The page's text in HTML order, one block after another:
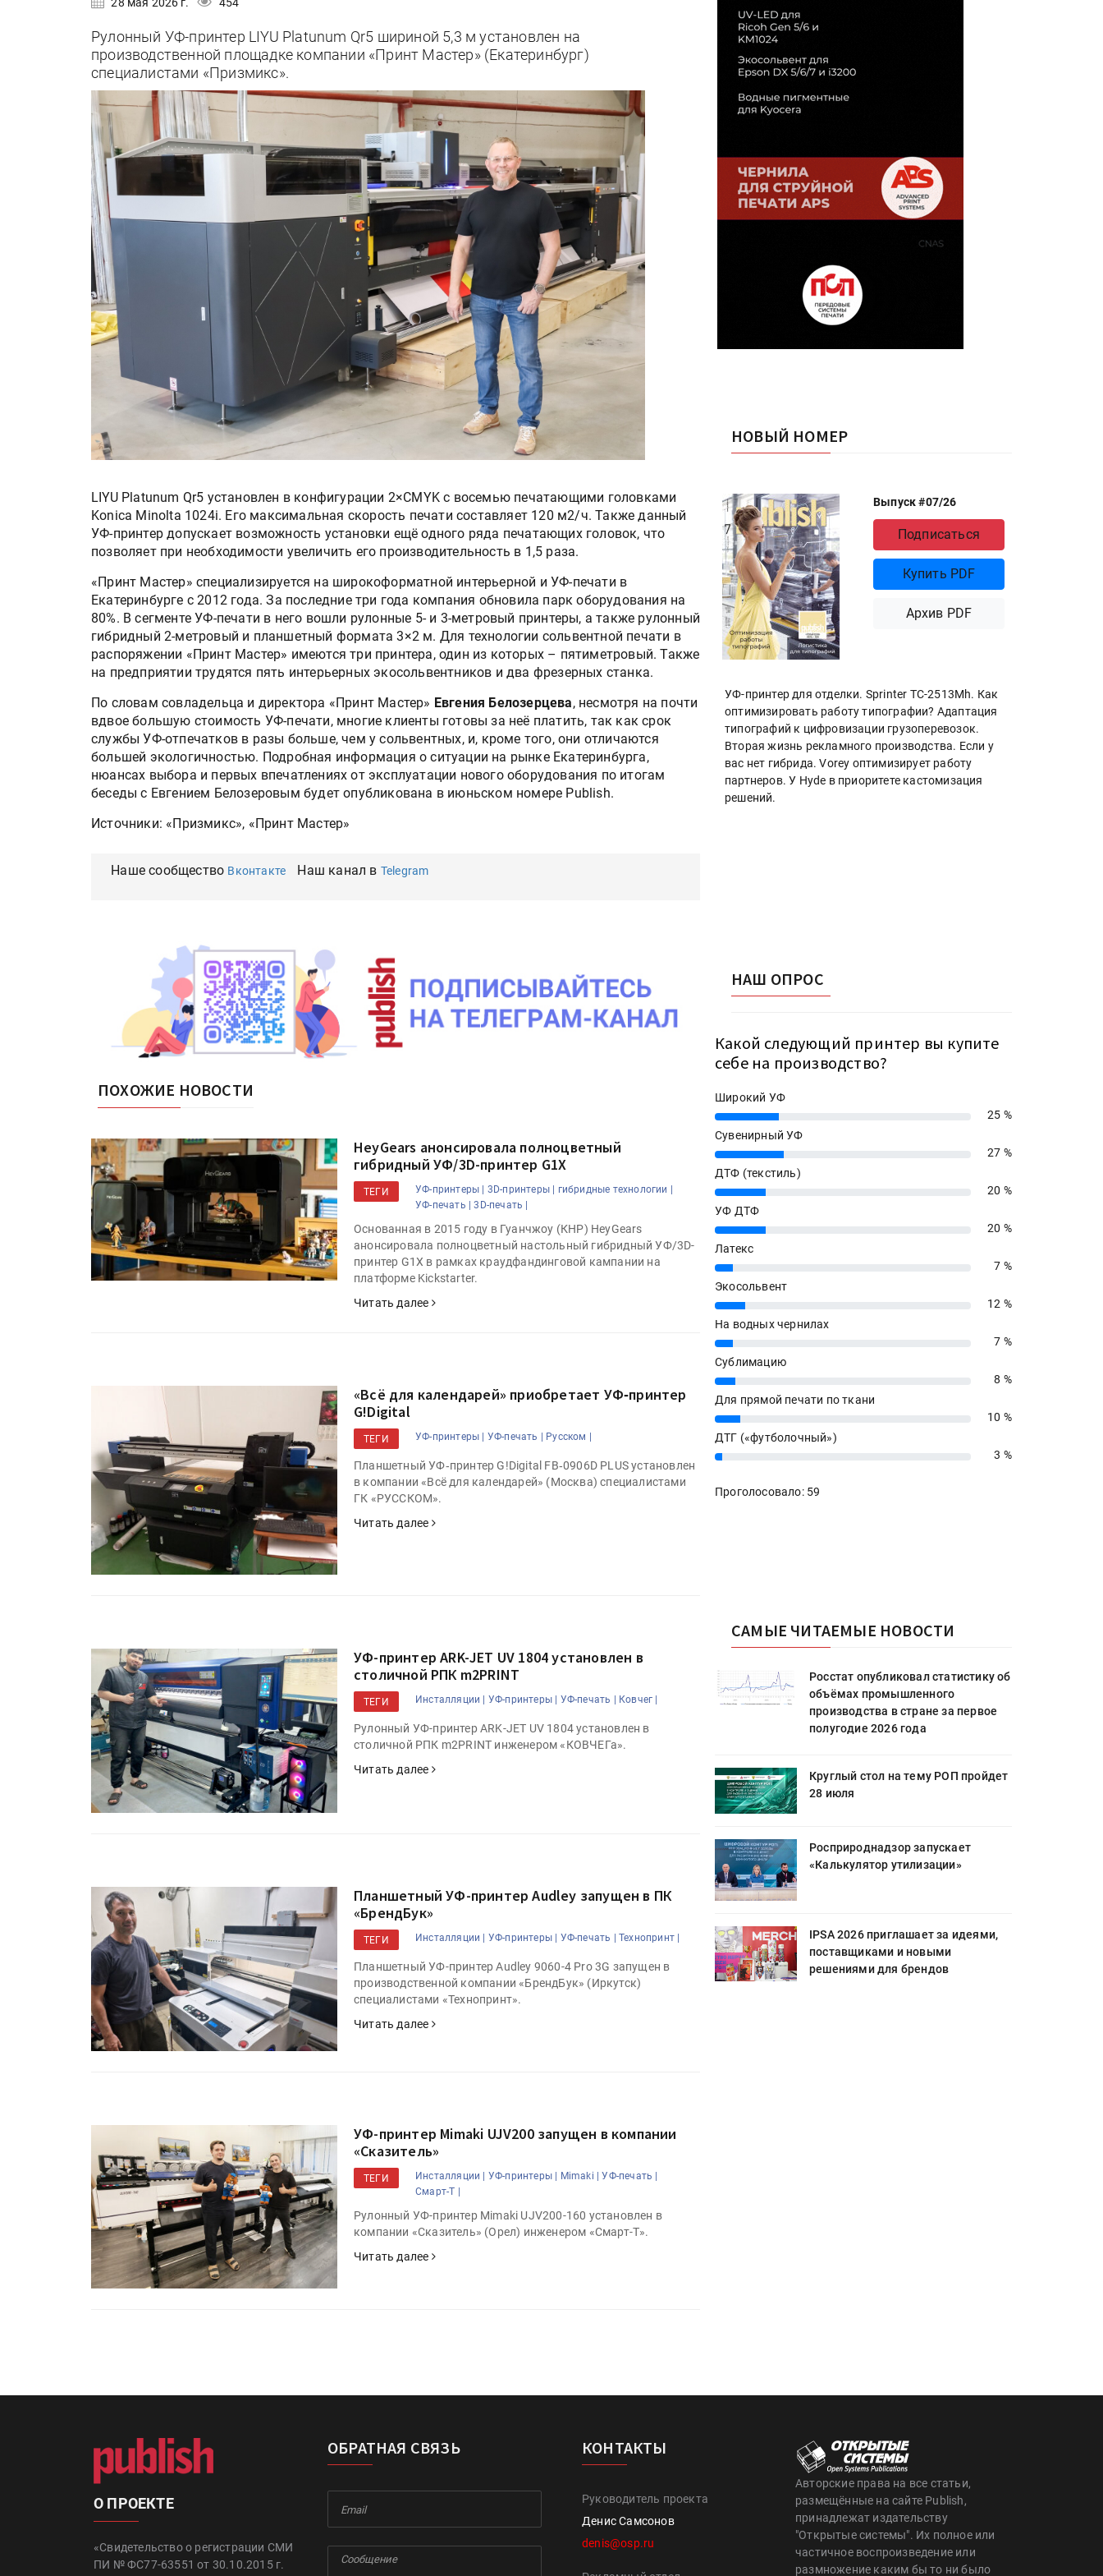
Рулонный УФ-принтер LIYU Platunum Qr5 шириной 5,3 м установлен на
производственной площадке компании «Принт Мастер» (Екатеринбург)
специалистами «Призмикс».
LIYU Platunum Qr5 установлен в конфигурации 2×CMYK с восемью печатающими головками
Konica Minolta 1024i. Его максимальная скорость печати составляет 120 м2/ч. Также данный
УФ-принтер допускает возможность установки ещё одного ряда печатающих головок, что
позволяет при необходимости увеличить его производительность в 1,5 раза.
«Принт Мастер» специализируется на широкоформатной интерьерной и УФ-печати в
Екатеринбурге с 2012 года. За последние три года компания обновила парк оборудования на
80%. В сегменте УФ-печати в него вошли рулонные 5- и 3-метровый принтеры, а также рулонный
гибридный 2-метровый и планшетный формата 3×2 м. Для технологии сольвентной печати в
распоряжении «Принт Мастер» имеются три принтера, один из которых – пятиметровый. Также
на предприятии трудятся пять интерьерных экосольвентников и два фрезерных станка.
По словам совладельца и директора «Принт Мастер» Евгения Белозерцева, несмотря на почти
вдвое большую стоимость УФ-печати, многие клиенты готовы за неё платить, так как срок
службы УФ-отпечатков в разы больше, чем у сольвентных, и, кроме того, они отличаются
большей экологичностью. Подробная информация о ситуации на рынке Екатеринбурга,
нюансах выбора и первых впечатлениях от эксплуатации нового оборудования по итогам
беседы с Евгением Белозеровым будет опубликована в июньском номере Publish.
Источники: «Призмикс», «Принт Мастер»
Наше сообщество Вконтакте Наш канал в Telegram
ПОХОЖИЕ НОВОСТИ
HeyGears анонсировала полноцветный
гибридный УФ/3D-принтер G1X
ТЕГИ УФ-принтеры | 3D-принтеры |
гибридные технологии |
УФ-печать |
3D-печать |
Основанная в 2015 году в Гуанчжоу (КНР) HeyGears
анонсировала полноцветный настольный гибридный УФ/3D-
принтер G1X в рамках краудфандинговой кампании на
платформе Kickstarter.
Читать далее
«Всё для календарей» приобретает УФ‑принтер
G!Digital
ТЕГИ УФ-принтеры | УФ-печать | Русском |
Планшетный УФ‑принтер G!Digital FB‑0906D PLUS установлен
в компании «Всё для календарей» (Москва) специалистами
ГК «РУССКОМ».
Читать далее
УФ-принтер ARK-JET UV 1804 установлен в
столичной РПК m2PRINT
ТЕГИ Инсталляции | УФ-принтеры | УФ-печать | Ковчег |
Рулонный УФ-принтер ARK-JET UV 1804 установлен в
столичной РПК m2PRINT инженером «КОВЧЕГа».
Читать далее
Планшетный УФ-принтер Audley запущен в ПК
«БрендБук»
ТЕГИ Инсталляции | УФ-принтеры | УФ-печать | Технопринт |
Планшетный УФ-принтер Audley 9060-4 Pro 3G запущен в
производственной компании «БрендБук» (Иркутск)
специалистами «Технопринт».
Читать далее
УФ-принтер Mimaki UJV200 запущен в компании
«Сказитель»
ТЕГИ Инсталляции | УФ-принтеры | Mimaki | УФ-печать |
Смарт-Т |
Рулонный УФ-принтер Mimaki UJV200-160 установлен в
компании «Сказитель» (Орел) инженером «Смарт-Т».
Читать далее
НОВЫЙ НОМЕР
Выпуск #07/26
Подписаться
Купить PDF
Архив PDF
УФ-принтер для отделки. Sprinter ТС-2513Mh. Как
оптимизировать работу типографии? Адаптация
типографий к цифровизации грузоперевозок.
Вторая жизнь рекламного производства. Если у
вас нет гибрида. Vorey оптимизирует работу
партнеров. У Hyde в приоритете кастомизация
решений.
НАШ ОПРОС
Какой следующий принтер вы купите
себе на производство?
Широкий УФ
25%
25 %
Сувенирный УФ
27%
27 %
ДТФ (текстиль)
20%
20 %
УФ ДТФ
20%
20 %
Латекс
7%
7 %
Экосольвент
12%
12 %
На водных чернилах
7%
7 %
Сублимацию
8%
8 %
Для прямой печати по ткани
10%
10 %
ДТГ («футболочный»)
3% 3 %
Проголосовало: 59
САМЫЕ ЧИТАЕМЫЕ НОВОСТИ
Росстат опубликовал статистику об
объёмах промышленного
производства в стране за первое
полугодие 2026 года
Круглый стол на тему РОП пройдет
28 июля
IPSA 2026 приглашает за идеями,
поставщиками и новыми
решениями для брендов
объёмах промышленного
полугодие 2026 года
IPSA 2026 приглашает за идеями,
решениями для брендов
Росстат опубликовал статистику об
объёмах промышленного
производства в стране за первое
полугодие 2026 года
Круглый стол на тему РОП пройдет
28 июля
Росприроднадзор запускает
«Калькулятор утилизации»
IPSA 2026 приглашает за идеями,
поставщиками и новыми
решениями для брендов
О ПРОЕКТЕ
«Свидетельство о регистрации СМИ
ПИ № ФС77-63551 от 30.10.2015 г.
ОБРАТНАЯ СВЯЗЬ КОНТАКТЫ
Руководитель проекта
Денис Самсонов
denis@osp.ru
Авторские права на все статьи,
размещённые на сайте Publish,
принадлежат издательству
"Открытые системы". Их полное или
частичное воспроизведение или
размножение каким бы то ни было